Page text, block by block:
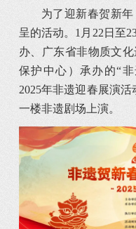
为了迎新春贺新
呈的活动。1月22日至
办、广东省非物质文
保护中心）承办的“
2025年非遗迎春展演
一楼非遗剧场上演。